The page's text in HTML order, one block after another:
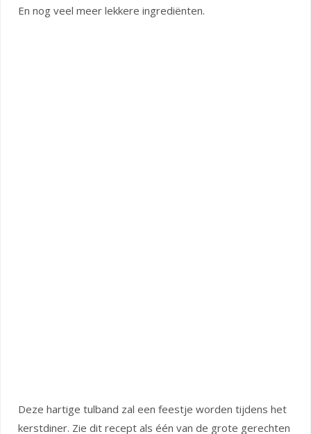
En nog veel meer lekkere ingrediënten.
Deze hartige tulband zal een feestje worden tijdens het
kerstdiner. Zie dit recept als één van de grote gerechten